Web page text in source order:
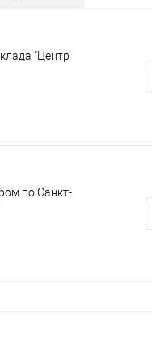
"Центр
по Санкт-